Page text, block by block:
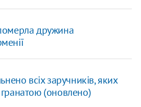
дружина
всіх заручників, яких
(оновлено)